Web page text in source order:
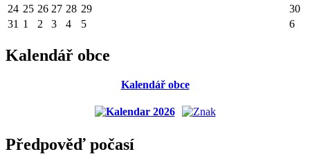
24 25 26 27 28 29
30
31 1 2 3 4 5 6
Kalendář obce
Kalendář obce
Předpověď počasí